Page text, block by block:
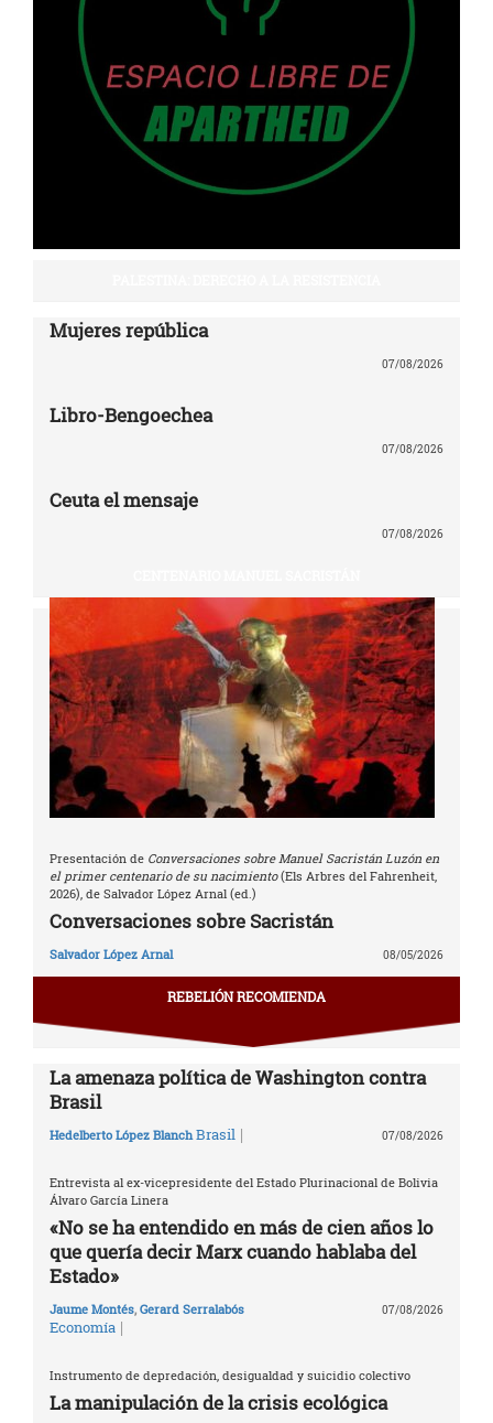
Mujeres república
07/08/2026
Libro-Bengoechea
07/08/2026
Ceuta el mensaje
07/08/2026
Presentación de Conversaciones sobre Manuel Sacristán Luzón en
el primer centenario de su nacimiento(Els Arbres del Fahrenheit,
2026), de Salvador López Arnal (ed.)
Conversaciones sobre Sacristán
Salvador López Arnal 08/05/2026
REBELIÓN RECOMIENDA
La amenaza política de Washington contra
Brasil
Hedelberto López Blanch Brasil | 07/08/2026
Entrevista al ex-vicepresidente del Estado Plurinacional de Bolivia
Álvaro García Linera
«No se ha entendido en más de cien años lo
que quería decir Marx cuando hablaba del
Estado»
Jaume Montés, Gerard Serralabós
Economía |
07/08/2026
Instrumento de depredación, desigualdad y suicidio colectivo
La manipulación de la crisis ecológica